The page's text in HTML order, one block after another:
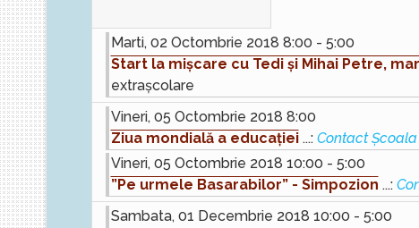
Marti, 02 Octombrie 2018 8:00 - 5:00
Start la mișcare cu Tedi și Mihai Petre,
extrașcolare
Vineri, 05 Octombrie 2018 8:00
Ziua mondială a educației...: Contact
Vineri, 05 Octombrie 2018 10:00 - 5:00
”Pe urmele Basarabilor” - Simpozion ...:
Sambata, 01 Decembrie 2018 10:00 - 5:00